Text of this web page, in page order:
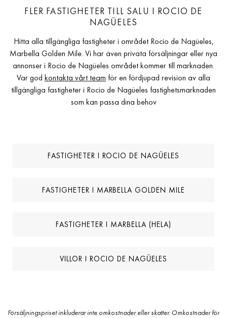
FLER FASTIGHETER TILL SALU I ROCIO DE
NAGÜELES
Hitta alla tillgängliga fastigheter i området Rocio de Nagüeles,
Marbella Golden Mile. Vi har även privata försäljningar eller nya
annonser i Rocio de Nagüeles området kommer till marknaden.
Var god kontakta vårt team för en fördjupad revision av alla
tillgängliga fastigheter i Rocio de Nagüeles fastighetsmarknaden
som kan passa dina behov
FASTIGHETER I ROCIO DE NAGÜELES
FASTIGHETER I MARBELLA GOLDEN MILE
FASTIGHETER I MARBELLA (HELA)
VILLOR I ROCIO DE NAGÜELES
Försäljningspriset inkluderar inte omkostnader eller skatter. Omkostnader för